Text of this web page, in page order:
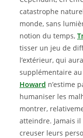
catastrophe
monde, sans
notion du temps,
tisser un jeu de
l’extérieur, qui
supplémentaire
Howard n’estime
humaniser les
montrer,
atteindre. Jamais
creuser leurs